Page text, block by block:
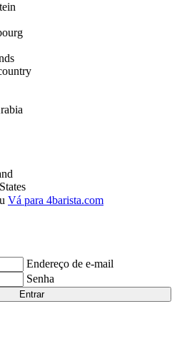
Vá para 4barista.com
Endereço de e-mail
Senha
Entrar